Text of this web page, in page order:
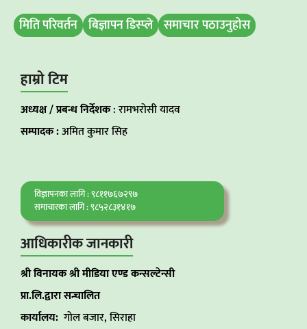
मिति परिवर्तन बिज्ञापन डिस्प्ले समाचार पठाउनुहोस
हाम्रो टिम
अध्यक्ष / प्रबन्ध निर्देशक: रामभरोसी यादव
सम्पादक :अमित कुमार सिह
विज्ञापनका लागि : ९८११७६७२९७
समाचारका लागि : ९८५२८३१४१७
आधिकारीक जानकारी
श्री विनायक श्री मीडिया एण्ड कन्सल्टेन्सी
प्रा.लि.द्वारा सन्चालित
कार्यालय:गोल बजार, सिराहा